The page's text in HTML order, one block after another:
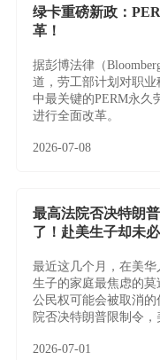
绿卡重磅新政：
革！
据彭博法律（
道，劳工部计划对职
中最关键的PERM永久
进行全面改革。
2026-07-08
最高法院否决特朗
了！赴美生子却未
最近这几个月，在美华
生子的家庭最焦虑的莫
公民权可能会被取消
院否决特朗普限制令，
2026-07-01